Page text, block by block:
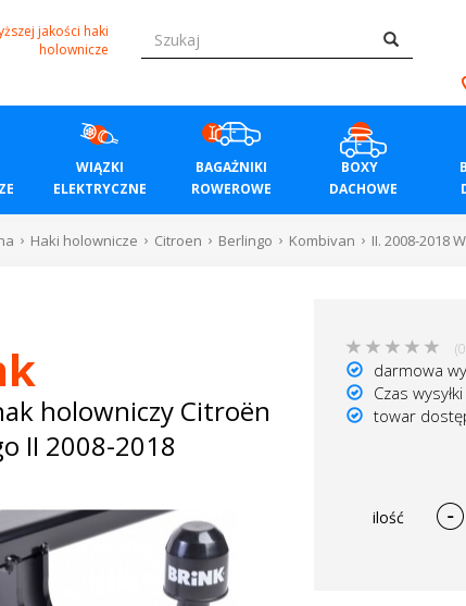
jakości haki
holownicze
WIĄZKI
ELEKTRYCZNE
BAGAŻNIKI
ROWEROWE
BOXY
DACHOWE
Haki holownicze Citroen Berlingo Kombivan II. 2008-2018
holowniczy Citroën
II 2008-2018
darmowa
Czas
towar
ilość